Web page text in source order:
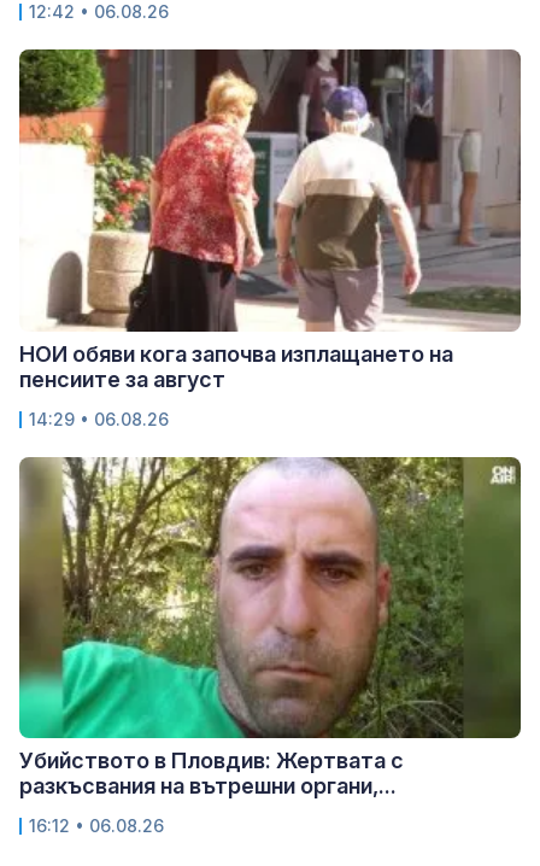
12:42 • 06.08.26
НОИ обяви кога започва изплащането на
пенсиите за август
14:29 • 06.08.26
Убийството в Пловдив: Жертвата с
разкъсвания на вътрешни органи,...
16:12 • 06.08.26